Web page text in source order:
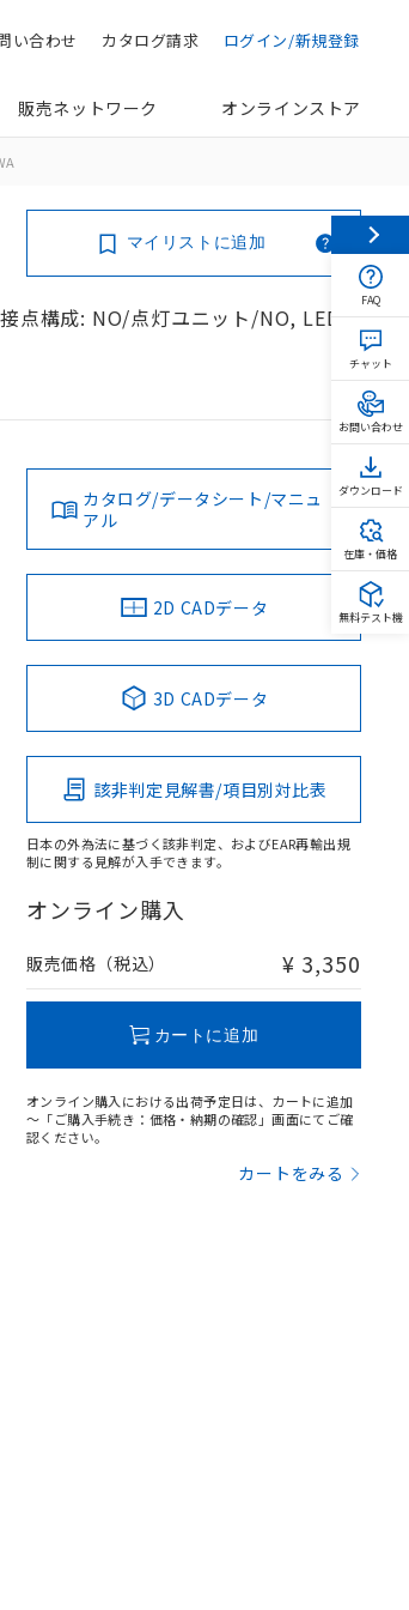
ログイン/新規登録
カタログ請求
い合わせ
販売ネットワーク オンラインストア
点構成: NO/点灯ユニット/NO, LEDラ
マイリストに追加
カタログ/データシート/マニュ
アル
2D CADデータ
3D CADデータ
該非判定見解書/項目別対比表
日本の外為法に基づく該非判定、およびEAR再輸出規
制に関する見解が入手できます。
オンライン購入
販売価格（税込） ¥ 3,350
カートに追加
オンライン購入における出荷予定日は、カートに追加
～「ご購入手続き：価格・納期の確認」画面にてご確
認ください。
カートをみる
FAQ
チャット
お問い合わせ
ダウンロード
在庫・価格
無料テスト機